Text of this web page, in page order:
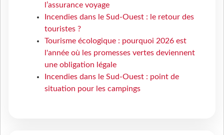
l’assurance voyage
Incendies dans le Sud-Ouest : le retour des
touristes ?
Tourisme écologique : pourquoi 2026 est
l'année où les promesses vertes deviennent
une obligation légale
Incendies dans le Sud-Ouest : point de
situation pour les campings